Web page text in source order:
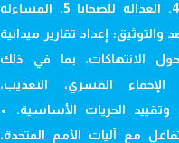
المهنية 3. النزاهة 4. العدالة للضحايا 5. المساءلة
والتوثيق: إعداد تقارير ميدانية
الانتهاكات، بما في ذلك
الإخفاء القسري، التعذيب،
وتقييد الحريات الأساسية. •
مع آليات الأمم المتحدة،